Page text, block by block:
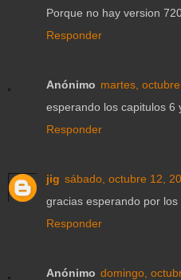
Porque no hay version
Responder
Anónimo martes,
esperando los capitulos 6
Responder
jig sábado, octubre 12,
gracias esperando por
Responder
Anónimo domingo,